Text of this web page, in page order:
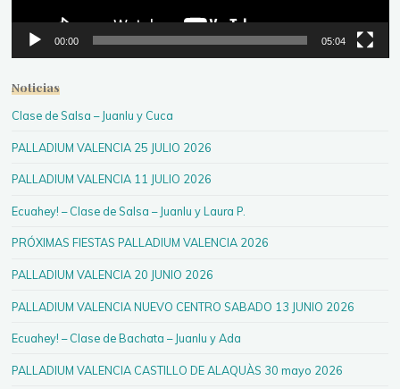
00:00 05:04
Noticias
Clase de Salsa – Juanlu y Cuca
PALLADIUM VALENCIA 25 JULIO 2026
PALLADIUM VALENCIA 11 JULIO 2026
Ecuahey! – Clase de Salsa – Juanlu y Laura P.
PRÓXIMAS FIESTAS PALLADIUM VALENCIA 2026
PALLADIUM VALENCIA 20 JUNIO 2026
PALLADIUM VALENCIA NUEVO CENTRO SABADO 13 JUNIO 2026
Ecuahey! – Clase de Bachata – Juanlu y Ada
PALLADIUM VALENCIA CASTILLO DE ALAQUÀS 30 mayo 2026